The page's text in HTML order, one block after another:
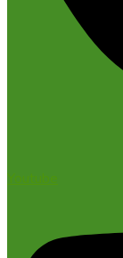
Youtube